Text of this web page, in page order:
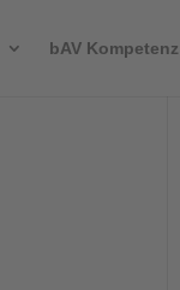
bAV Kompetenz